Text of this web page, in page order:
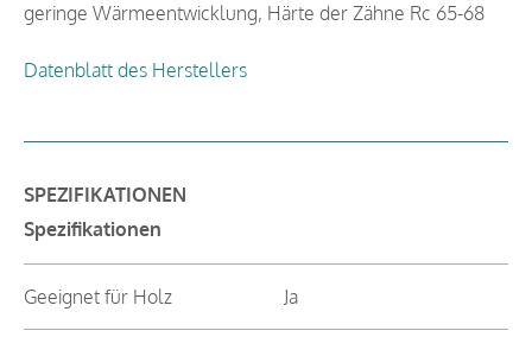
geringe Wärmeentwicklung, Härte der Zähne Rc 65-68
Datenblatt des Herstellers
SPEZIFIKATIONEN
Spezifikationen
Geeignet für Holz Ja